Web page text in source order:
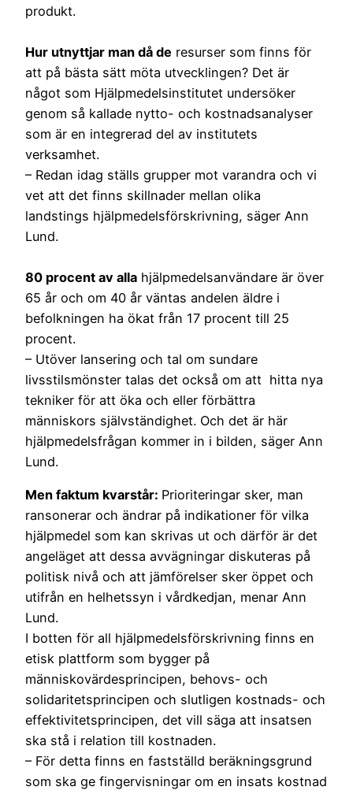
produkt.
Hur utnyttjar man då de resurser som finns för
att på bästa sätt möta utvecklingen? Det är
något som Hjälpmedelsinstitutet undersöker
genom så kallade nytto- och kostnadsanalyser
som är en integrerad del av institutets
verksamhet.
– Redan idag ställs grupper mot varandra och vi
vet att det finns skillnader mellan olika
landstings hjälpmedelsförskrivning, säger Ann
Lund.
80 procent av alla hjälpmedelsanvändare är över
65 år och om 40 år väntas andelen äldre i
befolkningen ha ökat från 17 procent till 25
procent.
– Utöver lansering och tal om sundare
livsstilsmönster talas det också om att hitta nya
tekniker för att öka och eller förbättra
människors självständighet. Och det är här
hjälpmedelsfrågan kommer in i bilden, säger Ann
Lund.
Men faktum kvarstår: Prioriteringar sker, man
ransonerar och ändrar på indikationer för vilka
hjälpmedel som kan skrivas ut och därför är det
angeläget att dessa avvägningar diskuteras på
politisk nivå och att jämförelser sker öppet och
utifrån en helhetssyn i vårdkedjan, menar Ann
Lund.
I botten för all hjälpmedelsförskrivning finns en
etisk plattform som bygger på
människovärdesprincipen, behovs- och
solidaritetsprincipen och slutligen kostnads- och
effektivitetsprincipen, det vill säga att insatsen
ska stå i relation till kostnaden.
– För detta finns en fastställd beräkningsgrund
som ska ge fingervisningar om en insats kostnad